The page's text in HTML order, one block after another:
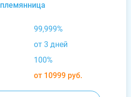
племянница
99,999%
от 3 дней
100%
от 10999 руб.